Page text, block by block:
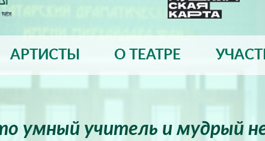
АРТИСТЫ О ТЕАТРЕ
умный учитель и мудрый